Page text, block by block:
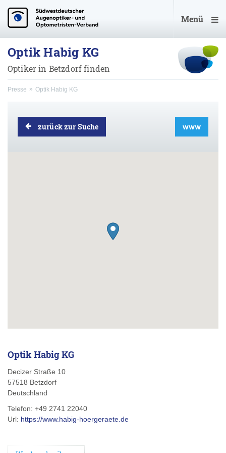
Menü
Optik Habig KG
Optiker in Betzdorf finden
Presse Optik Habig KG
zurück zur Suche
Optik Habig KG
Decizer Straße 10
57518 Betzdorf
Deutschland
Telefon: +49 2741 22040
Url: https://www.habig-hoergeraete.de